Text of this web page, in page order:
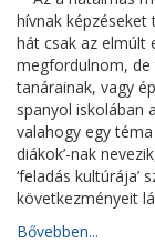
hívnak
hát csak az elmúlt
megfordulnom, de
tanárainak, vagy
spanyol iskolában
valahogy egy
diákok’-nak
‘feladás kultúrája’
következményeit
Bővebben...